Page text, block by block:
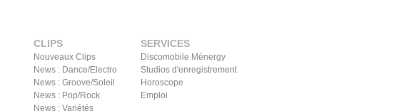
CLIPS
Nouveaux Clips
News : Dance/Electro
News : Groove/Soleil
News : Pop/Rock
News : Variétés
SERVICES
Discomobile Ménergy
Studios d'enregistrement
Horoscope
Emploi